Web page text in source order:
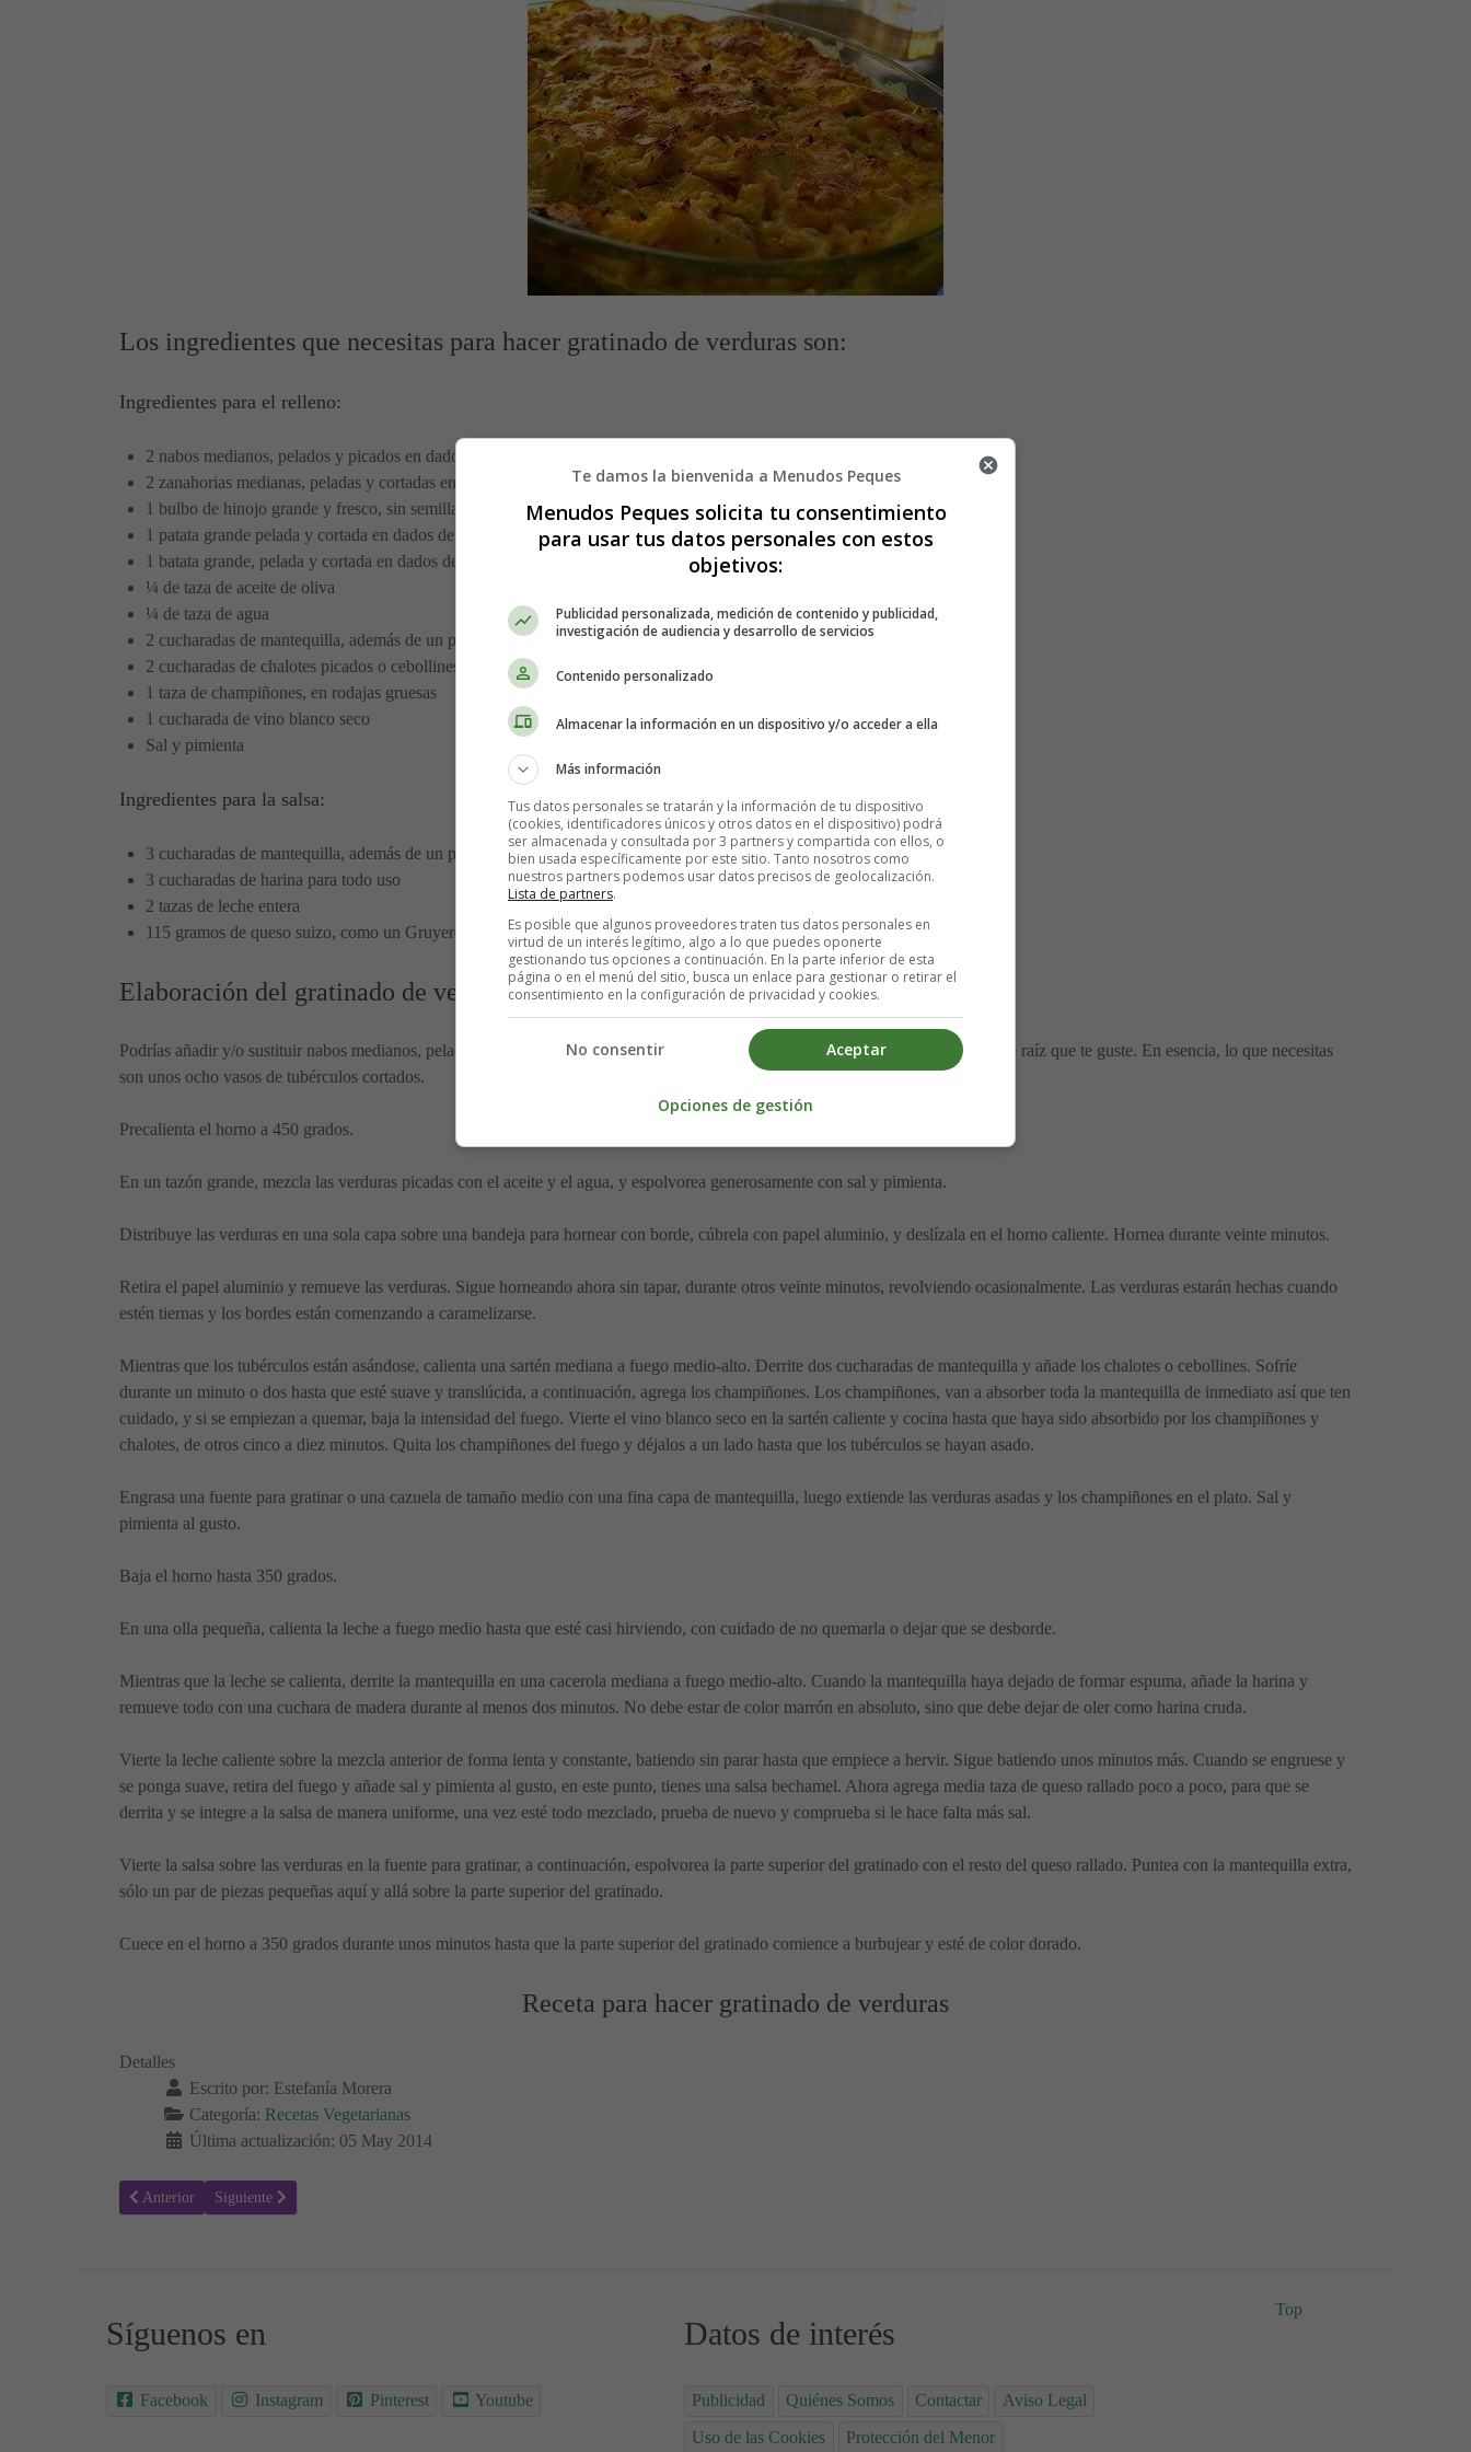
Los ingredientes que necesitas para hacer gratinado de verduras son:
Ingredientes para el relleno:
2 nabos medianos, pelados y picados en dados de 1 centímetro
2 zanahorias medianas, peladas y cortadas en dados de 1 centímetro
1 bulbo de hinojo grande y fresco, sin semillas y cortado en dados de 1 centímetro
1 patata grande pelada y cortada en dados de 1 centímetro
1 batata grande, pelada y cortada en dados de 1 centímetro
¼ de taza de aceite de oliva
¼ de taza de agua
2 cucharadas de mantequilla, además de un poco más
2 cucharadas de chalotes picados o cebollines
1 taza de champiñones, en rodajas gruesas
1 cucharada de vino blanco seco
Sal y pimienta
Ingredientes para la salsa:
3 cucharadas de mantequilla, además de un poco más
3 cucharadas de harina para todo uso
2 tazas de leche entera
115 gramos de queso suizo, como un Gruyere rallado
Elaboración del gratinado de verduras:
Podrías añadir y/o sustituir nabos medianos, pelados en cubitos por raíz de apio, ñame, papas nuevas, o cualquier otra legumbre de raíz que te guste. En esencia, lo que necesitas
son unos ocho vasos de tubérculos cortados.
Precalienta el horno a 450 grados.
En un tazón grande, mezcla las verduras picadas con el aceite y el agua, y espolvorea generosamente con sal y pimienta.
Distribuye las verduras en una sola capa sobre una bandeja para hornear con borde, cúbrela con papel aluminio, y deslízala en el horno caliente. Hornea durante veinte minutos.
Retira el papel aluminio y remueve las verduras. Sigue horneando ahora sin tapar, durante otros veinte minutos, revolviendo ocasionalmente. Las verduras estarán hechas cuando
estén tiernas y los bordes están comenzando a caramelizarse.
Mientras que los tubérculos están asándose, calienta una sartén mediana a fuego medio-alto. Derrite dos cucharadas de mantequilla y añade los chalotes o cebollines. Sofríe
durante un minuto o dos hasta que esté suave y translúcida, a continuación, agrega los champiñones. Los champiñones, van a absorber toda la mantequilla de inmediato así que ten
cuidado, y si se empiezan a quemar, baja la intensidad del fuego. Vierte el vino blanco seco en la sartén caliente y cocina hasta que haya sido absorbido por los champiñones y
chalotes, de otros cinco a diez minutos. Quita los champiñones del fuego y déjalos a un lado hasta que los tubérculos se hayan asado.
Engrasa una fuente para gratinar o una cazuela de tamaño medio con una fina capa de mantequilla, luego extiende las verduras asadas y los champiñones en el plato. Sal y
pimienta al gusto.
Baja el horno hasta 350 grados.
En una olla pequeña, calienta la leche a fuego medio hasta que esté casi hirviendo, con cuidado de no quemarla o dejar que se desborde.
Mientras que la leche se calienta, derrite la mantequilla en una cacerola mediana a fuego medio-alto. Cuando la mantequilla haya dejado de formar espuma, añade la harina y
remueve todo con una cuchara de madera durante al menos dos minutos. No debe estar de color marrón en absoluto, sino que debe dejar de oler como harina cruda.
Vierte la leche caliente sobre la mezcla anterior de forma lenta y constante, batiendo sin parar hasta que empiece a hervir. Sigue batiendo unos minutos más. Cuando se engruese y
se ponga suave, retira del fuego y añade sal y pimienta al gusto, en este punto, tienes una salsa bechamel. Ahora agrega media taza de queso rallado poco a poco, para que se
derrita y se integre a la salsa de manera uniforme, una vez esté todo mezclado, prueba de nuevo y comprueba si le hace falta más sal.
Vierte la salsa sobre las verduras en la fuente para gratinar, a continuación, espolvorea la parte superior del gratinado con el resto del queso rallado. Puntea con la mantequilla extra,
sólo un par de piezas pequeñas aquí y allá sobre la parte superior del gratinado.
Cuece en el horno a 350 grados durante unos minutos hasta que la parte superior del gratinado comience a burbujear y esté de color dorado.
Receta para hacer gratinado de verduras
Detalles
Escrito por: Estefanía Morera
Categoría: Recetas Vegetarianas
Última actualización: 05 May 2014
Artículo anterior: Sopa de Verduras, Tofu y Algas Wakame 🤤
Anterior Artículo siguiente: Ajos tiernos a la plancha
Siguiente
Síguenos en
Facebook Instagram Pinterest Youtube
Datos de interés
Publicidad Quiénes Somos Contactar
Aviso Legal
Uso de las Cookies
Protección del Menor
Top
Te damos la bienvenida a Menudos Peques
Menudos Peques solicita tu consentimiento
para usar tus datos personales con estos
objetivos:
Publicidad personalizada, medición de contenido y publicidad,
investigación de audiencia y desarrollo de servicios
Contenido personalizado
Almacenar la información en un dispositivo y/o acceder a ella
Más información
Tus datos personales se tratarán y la información de tu dispositivo
(cookies, identificadores únicos y otros datos en el dispositivo) podrá
ser almacenada y consultada por 3 partners y compartida con ellos, o
bien usada específicamente por este sitio. Tanto nosotros como
nuestros partners podemos usar datos precisos de geolocalización.
Lista de partners.
Es posible que algunos proveedores traten tus datos personales en
virtud de un interés legítimo, algo a lo que puedes oponerte
gestionando tus opciones a continuación. En la parte inferior de esta
página o en el menú del sitio, busca un enlace para gestionar o retirar el
consentimiento en la configuración de privacidad y cookies.
Aceptar
No consentir
Opciones de gestión